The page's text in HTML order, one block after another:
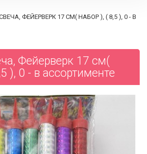
ФЕЙЕРВЕРК 17 СМ( НАБОР ), ( 8,5 ), 0 - В
Фейерверк 17 см(
), 0 - в ассортименте